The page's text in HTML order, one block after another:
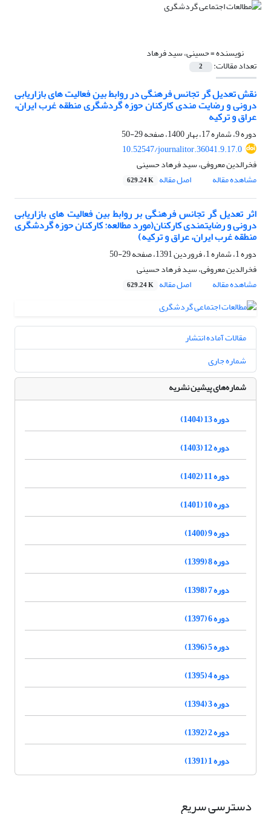
نویسنده =حسینی، سید فرهاد
تعداد مقالات: 2
نقش تعدیل گر تجانس فرهنگی در روابط بین فعالیت های بازاریابی
درونی و رضایت مندی کارکنان حوزه گردشگری منطقه غرب ایران،
عراق و ترکیه
دوره 9، شماره 17، بهار 1400، صفحه
29-50
10.52547/journalitor.36041.9.17.0
فخرالدین معروفی، سید فرهاد حسینی
مشاهده مقاله
اصل مقاله 629.24 K
اثر تعدیل گر تجانس فرهنگی بر روابط بین فعالیت های بازاریابی
درونی و رضایتمندی کارکنان(مورد مطالعه: کارکنان حوزه گردشگری
منطقه غرب ایران، عراق و ترکیه)
دوره 1، شماره 1، فروردین 1391، صفحه
29-50
فخرالدین معروفی، سید فرهاد حسینی
مشاهده مقاله
اصل مقاله 629.24 K
مقالات آماده انتشار
شماره جاری
شماره‌های پیشین نشریه
دوره 13 (1404)
دوره 12 (1403)
دوره 11 (1402)
دوره 10 (1401)
دوره 9 (1400)
دوره 8 (1399)
دوره 7 (1398)
دوره 6 (1397)
دوره 5 (1396)
دوره 4 (1395)
دوره 3 (1394)
دوره 2 (1392)
دوره 1 (1391)
دسترسی سریع